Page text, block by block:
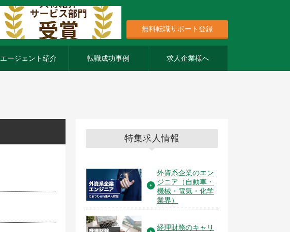
無料転職サポート登録
エージェント紹介 転職成功事例 求人企業様へ
特集求人情報
外資系企業のエン
ジニア（自動車・
機械・電気・化学
業界）
経理財務のキャリ